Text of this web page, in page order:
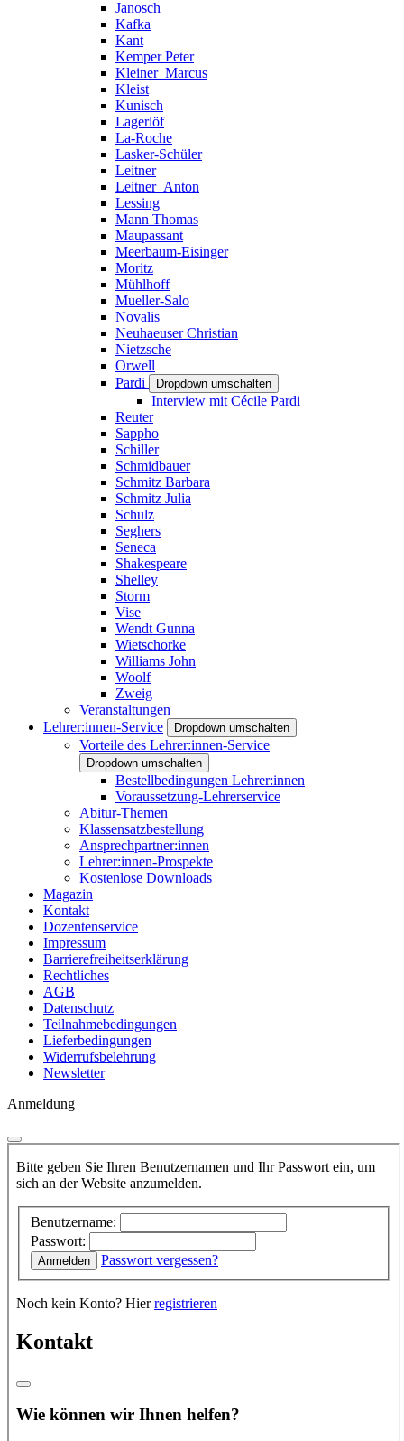
Janosch
Kafka
Kant
Kemper Peter
Kleiner_Marcus
Kleist
Kunisch
Lagerlöf
La-Roche
Lasker-Schüler
Leitner
Leitner_Anton
Lessing
Mann Thomas
Maupassant
Meerbaum-Eisinger
Moritz
Mühlhoff
Mueller-Salo
Novalis
Neuhaeuser Christian
Nietzsche
Orwell
Pardi
Dropdown umschalten
Interview mit Cécile Pardi
Reuter
Sappho
Schiller
Schmidbauer
Schmitz Barbara
Schmitz Julia
Schulz
Seghers
Seneca
Shakespeare
Shelley
Storm
Vise
Wendt Gunna
Wietschorke
Williams John
Woolf
Zweig
Veranstaltungen
Lehrer:innen-Service
Dropdown umschalten
Vorteile des Lehrer:innen-Service
Dropdown umschalten
Bestellbedingungen Lehrer:innen
Voraussetzung-Lehrerservice
Abitur-Themen
Klassensatzbestellung
Ansprechpartner:innen
Lehrer:innen-Prospekte
Kostenlose Downloads
Magazin
Kontakt
Dozentenservice
Impressum
Barrierefreiheitserklärung
Rechtliches
AGB
Datenschutz
Teilnahmebedingungen
Lieferbedingungen
Widerrufsbelehrung
Newsletter
Anmeldung